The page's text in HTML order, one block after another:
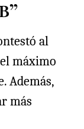
al
máximo
Además,
más